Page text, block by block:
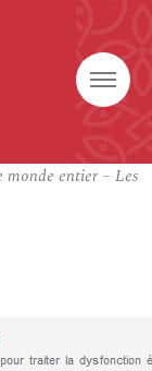
entier – Les